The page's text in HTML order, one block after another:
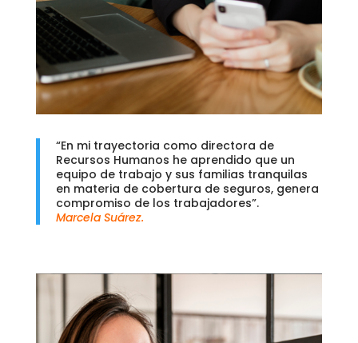
“En mi trayectoria como directora de
Recursos Humanos he aprendido que un
equipo de trabajo y sus familias tranquilas
en materia de cobertura de seguros, genera
compromiso de los trabajadores”.
Marcela Suárez.